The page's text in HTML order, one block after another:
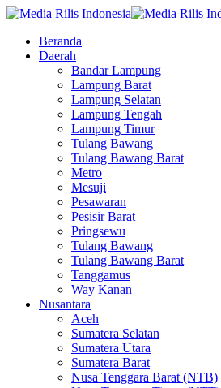
Beranda
Daerah
Bandar Lampung
Lampung Barat
Lampung Selatan
Lampung Tengah
Lampung Timur
Tulang Bawang
Tulang Bawang Barat
Metro
Mesuji
Pesawaran
Pesisir Barat
Pringsewu
Tulang Bawang
Tulang Bawang Barat
Tanggamus
Way Kanan
Nusantara
Aceh
Sumatera Selatan
Sumatera Utara
Sumatera Barat
Nusa Tenggara Barat (NTB)